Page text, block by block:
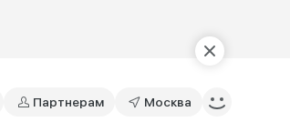
Партнерам Москва